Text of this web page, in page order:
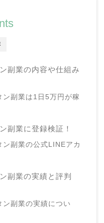
副業の内容や仕組み
ン副業は1日5万円が稼
副業に登録検証！
副業の公式LINEアカ
副業の実績と評判
ン副業の実績につい